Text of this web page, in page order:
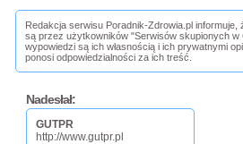
Redakcja serwisu Poradnik-Zdrowia.pl informuje,
są przez użytkowników "Serwisów skupionych w
wypowiedzi są ich własnością i ich prywatnymi
ponosi odpowiedzialności za ich treść.
Nadesłał:
GUTPR
http://www.gutpr.pl